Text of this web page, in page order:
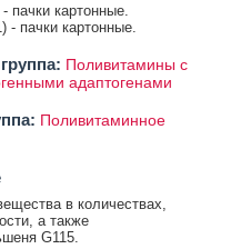
пачки картонные.
- пачки картонные.
Поливитамины с
адаптогенами
Поливитаминное
в количествах,
а также
G115.